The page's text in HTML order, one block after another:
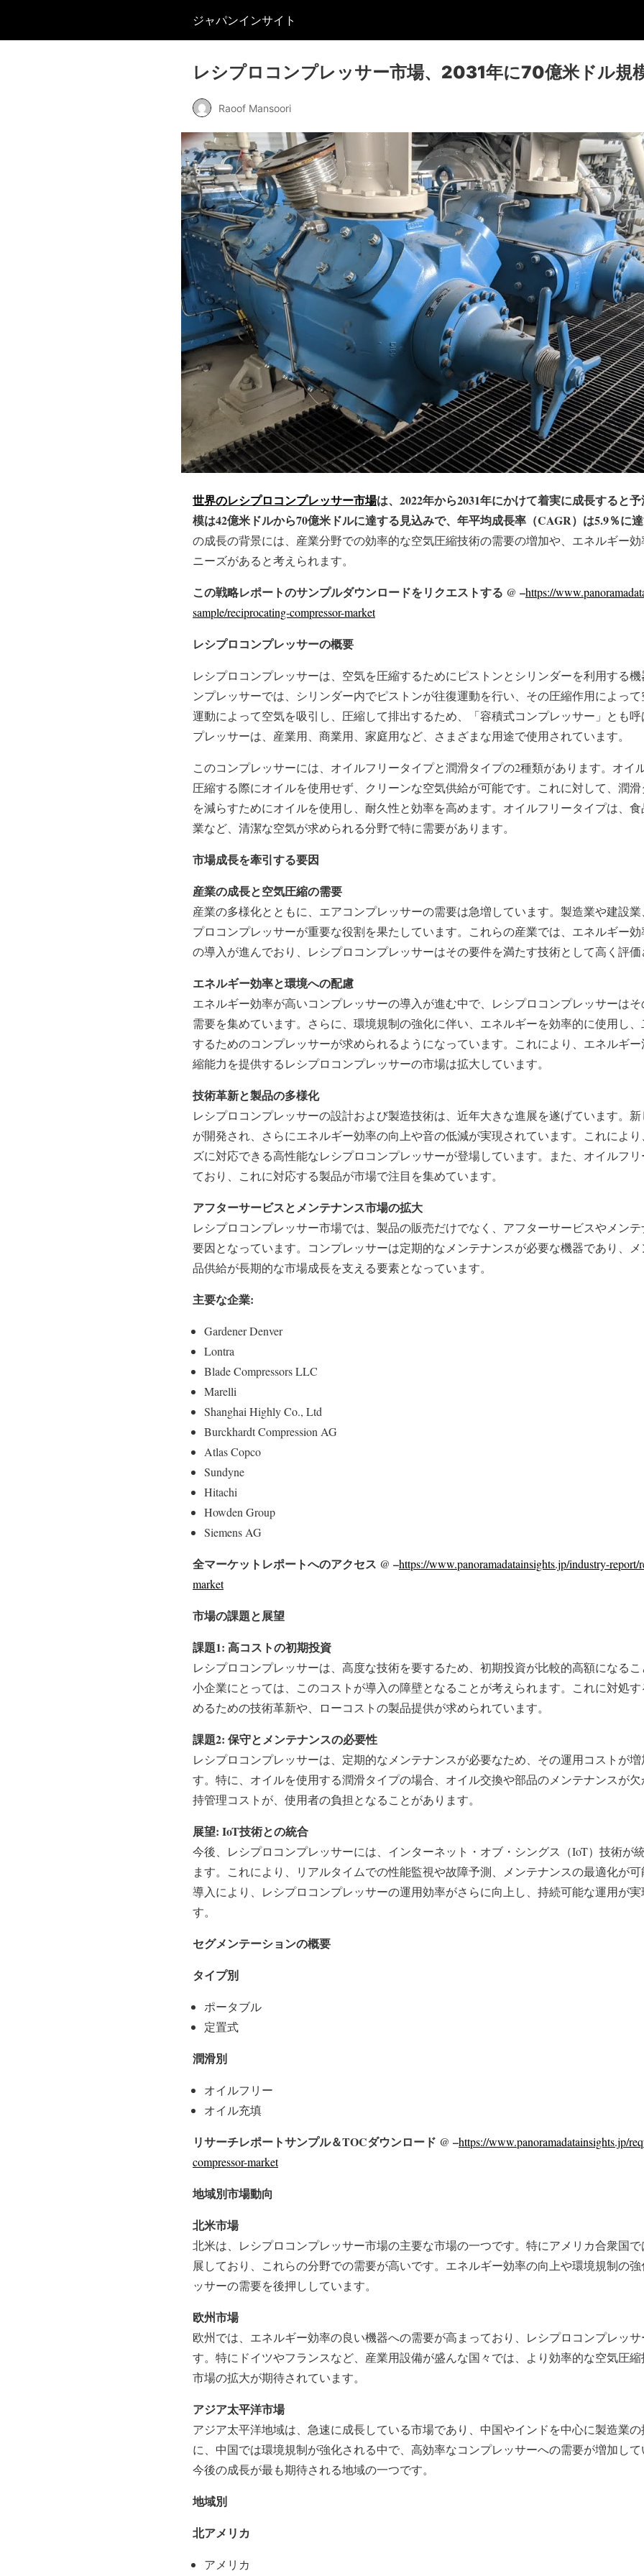
ジャパンインサイト
レシプロコンプレッサー市場、2031年に70億米ドル規
Raoof Mansoori
世界のレシプロコンプレッサー市場は、2022年から2031年にかけて着実に成長すると
模は42億米ドルから70億米ドルに達する見込みで、年平均成長率（CAGR）は5.9％に達
の成長の背景には、産業分野での効率的な空気圧縮技術の需要の増加や、エネルギー
ニーズがあると考えられます。
この戦略レポートのサンプルダウンロードをリクエストする @ –https://
sample/reciprocating-compressor-market
レシプロコンプレッサーの概要
レシプロコンプレッサーは、空気を圧縮するためにピストンとシリンダーを利用する
ンプレッサーでは、シリンダー内でピストンが往復運動を行い、その圧縮作用によっ
運動によって空気を吸引し、圧縮して排出するため、「容積式コンプレッサー」とも
プレッサーは、産業用、商業用、家庭用など、さまざまな用途で使用されています。
このコンプレッサーには、オイルフリータイプと潤滑タイプの2種類があります。オイ
圧縮する際にオイルを使用せず、クリーンな空気供給が可能です。これに対して、潤
を減らすためにオイルを使用し、耐久性と効率を高めます。オイルフリータイプは、
業など、清潔な空気が求められる分野で特に需要があります。
市場成長を牽引する要因
産業の成長と空気圧縮の需要
産業の多様化とともに、エアコンプレッサーの需要は急増しています。製造業や建設
プロコンプレッサーが重要な役割を果たしています。これらの産業では、エネルギー
の導入が進んでおり、レシプロコンプレッサーはその要件を満たす技術として高く評価
エネルギー効率と環境への配慮
エネルギー効率が高いコンプレッサーの導入が進む中で、レシプロコンプレッサーは
需要を集めています。さらに、環境規制の強化に伴い、エネルギーを効率的に使用し
するためのコンプレッサーが求められるようになっています。これにより、エネルギ
縮能力を提供するレシプロコンプレッサーの市場は拡大しています。
技術革新と製品の多様化
レシプロコンプレッサーの設計および製造技術は、近年大きな進展を遂げています。
が開発され、さらにエネルギー効率の向上や音の低減が実現されています。これによ
ズに対応できる高性能なレシプロコンプレッサーが登場しています。また、オイルフ
ており、これに対応する製品が市場で注目を集めています。
アフターサービスとメンテナンス市場の拡大
レシプロコンプレッサー市場では、製品の販売だけでなく、アフターサービスやメン
要因となっています。コンプレッサーは定期的なメンテナンスが必要な機器であり、
品供給が長期的な市場成長を支える要素となっています。
主要な企業:
Gardener Denver
Lontra
Blade Compressors LLC
Marelli
Shanghai Highly Co., Ltd
Burckhardt Compression AG
Atlas Copco
Sundyne
Hitachi
Howden Group
Siemens AG
全マーケットレポートへのアクセス @ –https://www.panoramadatainsights.jp/industry-report/
market
市場の課題と展望
課題1: 高コストの初期投資
レシプロコンプレッサーは、高度な技術を要するため、初期投資が比較的高額になる
小企業にとっては、このコストが導入の障壁となることが考えられます。これに対処
めるための技術革新や、ローコストの製品提供が求められています。
課題2: 保守とメンテナンスの必要性
レシプロコンプレッサーは、定期的なメンテナンスが必要なため、その運用コストが
す。特に、オイルを使用する潤滑タイプの場合、オイル交換や部品のメンテナンスが
持管理コストが、使用者の負担となることがあります。
展望: IoT技術との統合
今後、レシプロコンプレッサーには、インターネット・オブ・シングス（IoT）技術が
ます。これにより、リアルタイムでの性能監視や故障予測、メンテナンスの最適化が
導入により、レシプロコンプレッサーの運用効率がさらに向上し、持続可能な運用が
す。
セグメンテーションの概要
タイプ別
ポータブル
定置式
潤滑別
オイルフリー
オイル充填
リサーチレポートサンプル＆TOCダウンロード @ –https://www.panoramadatainsights.jp/
compressor-market
地域別市場動向
北米市場
北米は、レシプロコンプレッサー市場の主要な市場の一つです。特にアメリカ合衆国
展しており、これらの分野での需要が高いです。エネルギー効率の向上や環境規制の
ッサーの需要を後押ししています。
欧州市場
欧州では、エネルギー効率の良い機器への需要が高まっており、レシプロコンプレッ
す。特にドイツやフランスなど、産業用設備が盛んな国々では、より効率的な空気圧縮
市場の拡大が期待されています。
アジア太平洋市場
アジア太平洋地域は、急速に成長している市場であり、中国やインドを中心に製造業
に、中国では環境規制が強化される中で、高効率なコンプレッサーへの需要が増加して
今後の成長が最も期待される地域の一つです。
地域別
北アメリカ
アメリカ